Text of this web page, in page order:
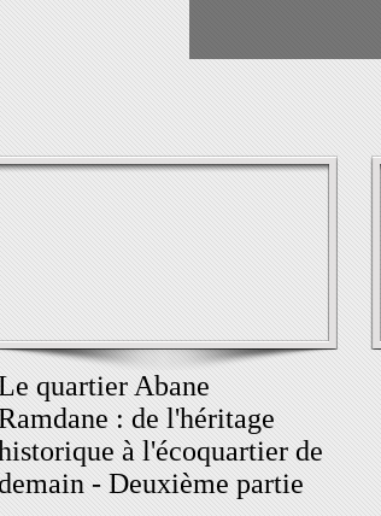
quartier Abane
: de l'héritage
à l'écoquartier de
- Deuxième partie